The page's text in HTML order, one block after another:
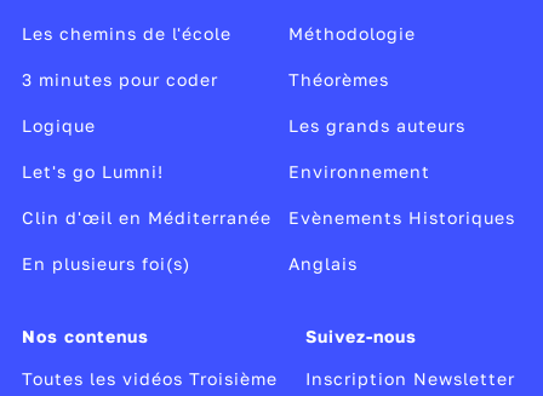
Les chemins de l'école
3 minutes pour coder
Logique
Let's go Lumni!
Clin d'œil en Méditerranée
En plusieurs foi(s)
Méthodologie
Théorèmes
Les grands auteurs
Environnement
Evènements Historiques
Anglais
Nos contenus
Toutes les vidéos Troisième
Suivez-nous
Inscription Newsletter